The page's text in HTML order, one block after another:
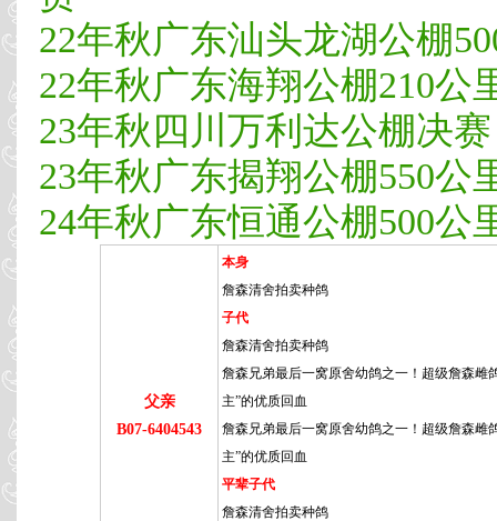
22年秋广东汕头龙湖公棚
22年秋广东海翔公棚210公
23年秋四川万利达公棚决赛
23年秋广东揭翔公棚550公
24年秋广东恒通公棚500公
父亲
B07-6404543
本身
詹森清舍拍卖种鸽
子代
詹森清舍拍卖种鸽
詹森兄弟最后一窝原舍幼鸽之一！超级詹森雌
主”的优质回血
詹森兄弟最后一窝原舍幼鸽之一！超级詹森雌
主”的优质回血
平辈子代
詹森清舍拍卖种鸽